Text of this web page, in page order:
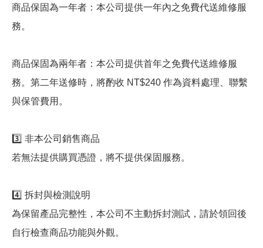
商品保固為一年者：本公司提供一年內之免費代送維修服
務。
商品保固為兩年者：本公司提供首年之免費代送維修服
務。第二年送修時，將酌收 NT$240 作為資料處理、聯繫
與保管費用。
3️⃣ 非本公司銷售商品
若無法提供購買憑證，將不提供保固服務。
4️⃣ 拆封與檢測說明
為保留產品完整性，本公司不主動拆封測試，請於領回後
自行檢查商品功能與外觀。